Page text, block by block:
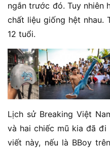
ngắn trước đó. Tuy nhiên
chất liệu giống hệt nhau.
12 tuổi.
Lịch sử Breaking Việt
và hai chiếc mũ kia đã
viết này, nếu là BBoy